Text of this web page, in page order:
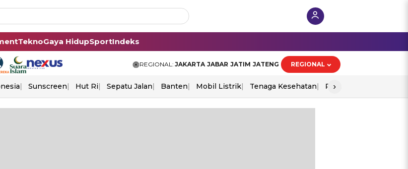
TeknoGaya HidupSportIndeks
REGIONAL: JAKARTA JABAR JATIM JATENG REGIONAL
Sunscreen Hut Ri Sepatu Jalan Banten Mobil Listrik Tenaga Kesehatan Perang As-Iran
›